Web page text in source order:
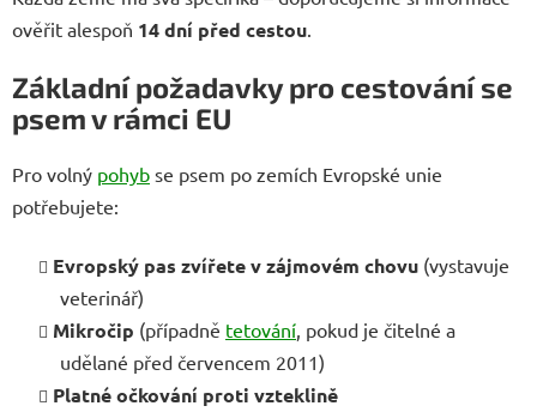
ověřit alespoň 14 dní před cestou
Základní požadavky pro cestování se
psem v rámci EU
Pro volný pohyb se psem po zemích Evropské unie
potřebujete:
Evropský pas zvířete v zájmovém chovu (vystavuje
veterinář)
Mikročip (případně tetování , pokud je čitelné a
udělané před červencem 2011)
Platné očkování proti vzteklině